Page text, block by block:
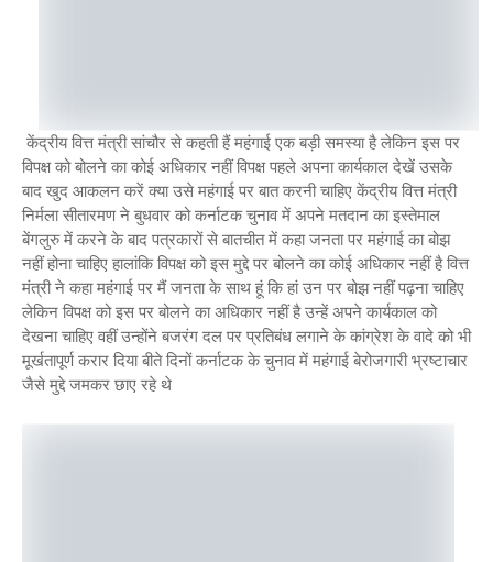
केंद्रीय वित्त मंत्री सांचौर से कहती हैं महंगाई एक बड़ी समस्या है लेकिन इस पर
विपक्ष को बोलने का कोई अधिकार नहीं विपक्ष पहले अपना कार्यकाल देखें उसके
बाद खुद आकलन करें क्या उसे महंगाई पर बात करनी चाहिए केंद्रीय वित्त मंत्री
निर्मला सीतारमण ने बुधवार को कर्नाटक चुनाव में अपने मतदान का इस्तेमाल
बेंगलुरु में करने के बाद पत्रकारों से बातचीत में कहा जनता पर महंगाई का बोझ
नहीं होना चाहिए हालांकि विपक्ष को इस मुद्दे पर बोलने का कोई अधिकार नहीं है वित्त
मंत्री ने कहा महंगाई पर मैं जनता के साथ हूं कि हां उन पर बोझ नहीं पढ़ना चाहिए
लेकिन विपक्ष को इस पर बोलने का अधिकार नहीं है उन्हें अपने कार्यकाल को
देखना चाहिए वहीं उन्होंने बजरंग दल पर प्रतिबंध लगाने के कांग्रेश के वादे को भी
मूर्खतापूर्ण करार दिया बीते दिनों कर्नाटक के चुनाव में महंगाई बेरोजगारी भ्रष्टाचार
जैसे मुद्दे जमकर छाए रहे थे